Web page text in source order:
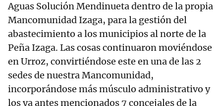
Aguas Solución Mendinueta dentro de la propia
Mancomunidad Izaga, para la gestión del
abastecimiento a los municipios al norte de la
Peña Izaga. Las cosas continuaron moviéndose
en Urroz, convirtiéndose este en una de las 2
sedes de nuestra Mancomunidad,
incorporándose más músculo administrativo y
los ya antes mencionados 7 concejales de la